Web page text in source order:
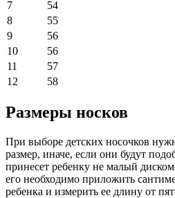
7
54
8
55
9
56
10
56
11
57
12
58
Размеры носков
При выборе детских носочков
размер, иначе, если они будут
принесет ребенку не малый
его необходимо приложить
ребенка и измерить ее длину от